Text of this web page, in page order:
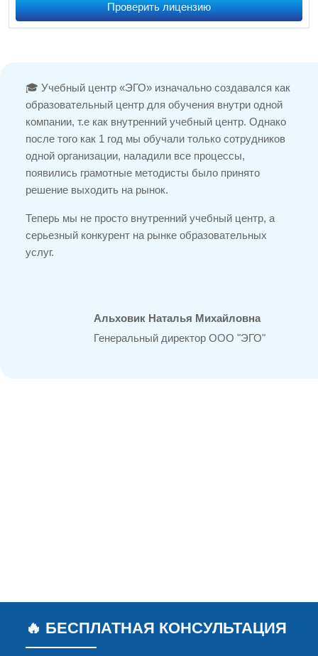
Проверить лицензию
🎓 Учебный центр «ЭГО» изначально создавался как
образовательный центр для обучения внутри одной
компании, т.е как внутренний учебный центр. Однако
после того как 1 год мы обучали только сотрудников
одной организации, наладили все процессы,
появились грамотные методисты было принято
решение выходить на рынок.
Теперь мы не просто внутренний учебный центр, а
серьезный конкурент на рынке образовательных
услуг.
Альховик Наталья Михайловна
Генеральный директор ООО "ЭГО"
🔥 БЕСПЛАТНАЯ КОНСУЛЬТАЦИЯ